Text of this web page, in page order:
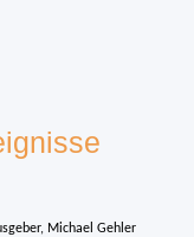
Michael Gehler